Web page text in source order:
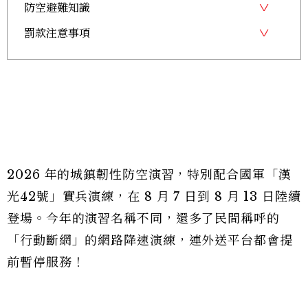
防空避難知識
罰款注意事項
2026 年的城鎮韌性防空演習，特別配合國軍「漢
光42號」實兵演練，在 8 月 7 日到 8 月 13 日陸續
登場。今年的演習名稱不同，還多了民間稱呼的
「行動斷網」的網路降速演練，連外送平台都會提
前暫停服務！